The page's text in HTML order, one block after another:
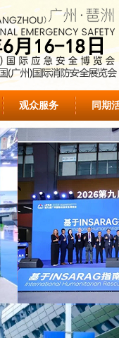
观众服务 同期